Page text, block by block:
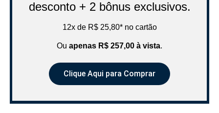
desconto + 2 bônus exclusivos.
12x de R$ 25,80* no cartão
Ou apenas R$ 257,00 à vista.
Clique Aqui para Comprar